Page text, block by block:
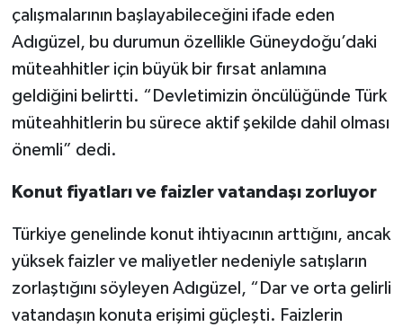
çalışmalarının başlayabileceğini ifade eden
Adıgüzel, bu durumun özellikle Güneydoğu’daki
müteahhitler için büyük bir fırsat anlamına
geldiğini belirtti. “Devletimizin öncülüğünde Türk
müteahhitlerin bu sürece aktif şekilde dahil olması
önemli” dedi.
Konut fiyatları ve faizler vatandaşı zorluyor
Türkiye genelinde konut ihtiyacının arttığını, ancak
yüksek faizler ve maliyetler nedeniyle satışların
zorlaştığını söyleyen Adıgüzel, “Dar ve orta gelirli
vatandaşın konuta erişimi güçleşti. Faizlerin